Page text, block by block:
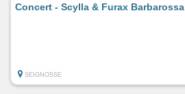
Concert - Scylla & Furax Barbarossa
SEIGNOSSE